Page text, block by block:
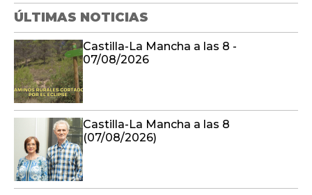
ÚLTIMAS NOTICIAS
Castilla-La Mancha a las 8 -
07/08/2026
Castilla-La Mancha a las 8
(07/08/2026)